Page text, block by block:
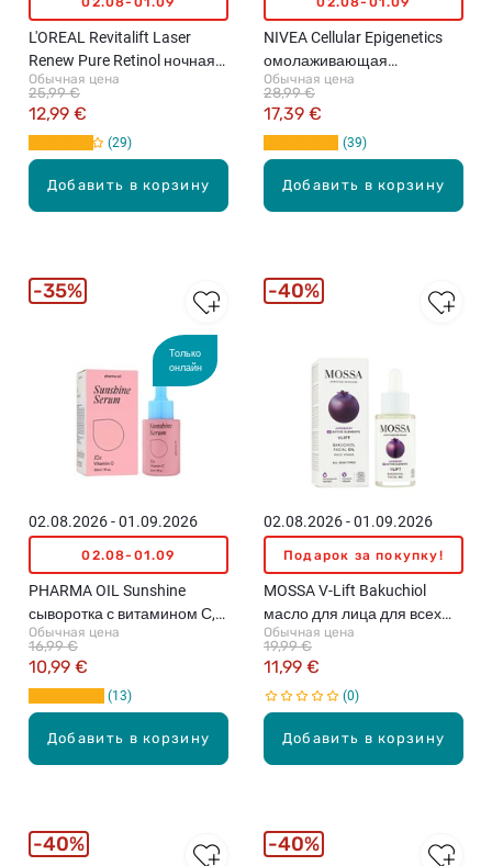
Добавить в корзину
L'OREAL Revitalift Laser
Renew Pure Retinol ночная
сыворотка для лица, 30мл
Обычная цена
12,99 €
25,99 €
29
Добавить в корзину
NIVEA Cellular Epigenetics
омолаживающая
сыворотка с Epicelline, 30мл
Обычная цена
17,39 €
28,99 €
39
Только
онлайн
Добавить в корзину
02.08.2026 - 01.09.2026
02.08-01.09
PHARMA OIL Sunshine
сыворотка с витамином С,
30мл
Обычная цена
10,99 €
16,99 €
13
35%
Добавить в корзину
02.08.2026 - 01.09.2026
Подарок за покупку!
MOSSA V-Lift Bakuchiol
масло для лица для всех
типов кожи, 30мл
Обычная цена
11,99 €
19,99 €
0
40%
40% 40%